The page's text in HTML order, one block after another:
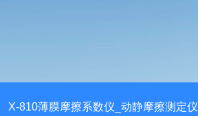
X-810薄膜摩擦系数仪_动静摩擦测定仪